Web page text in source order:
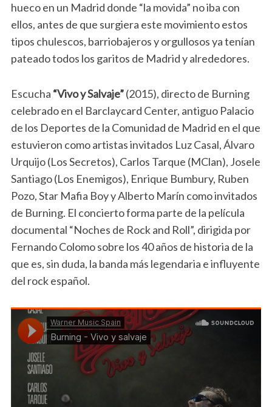
hueco en un Madrid donde “la movida” no iba con
ellos, antes de que surgiera este movimiento estos
tipos chulescos, barriobajeros y orgullosos ya tenían
pateado todos los garitos de Madrid y alrededores.
Escucha “Vivo y Salvaje”(2015), directo de Burning
celebrado en el Barclaycard Center, antiguo Palacio
de los Deportes de la Comunidad de Madrid en el que
estuvieron como artistas invitados Luz Casal, Álvaro
Urquijo (Los Secretos), Carlos Tarque (MClan), Josele
Santiago (Los Enemigos), Enrique Bumbury, Ruben
Pozo, Star Mafia Boy y Alberto Marín como invitados
de Burning. El concierto forma parte de la película
documental “Noches de Rock and Roll”, dirigida por
Fernando Colomo sobre los 40 años de historia de la
que es, sin duda, la banda más legendaria e influyente
del rock español.